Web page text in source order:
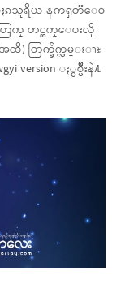
စႏၵသူရိယ နကၡတၱေဝ
ြက္ တင္ဆက္ေပးလို
အထိ) တြက္ခ်က္လမ္းၫႊ
version ႏွစ္မ်ိဳးနဲ႔